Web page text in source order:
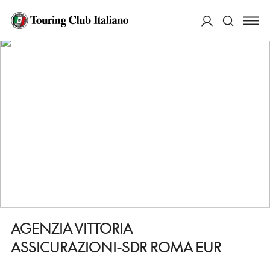
HOME
AGENZIA VITTORIA ASSICURAZIONI-SDR ROMA EUR
AGENZIA VITTORIA
ASSICURAZIONI-SDR ROMA EUR